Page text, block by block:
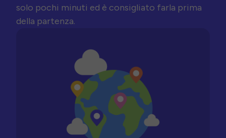
solo pochi minuti ed è consigliato farla prima
della partenza.